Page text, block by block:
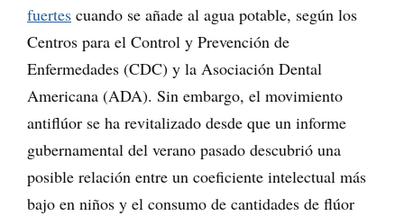
fuertes cuando se añade al agua potable, según los
Centros para el Control y Prevención de
Enfermedades (CDC) y la Asociación Dental
Americana (ADA). Sin embargo, el movimiento
antiflúor se ha revitalizado desde que un informe
gubernamental del verano pasado descubrió una
posible relación entre un coeficiente intelectual más
bajo en niños y el consumo de cantidades de flúor